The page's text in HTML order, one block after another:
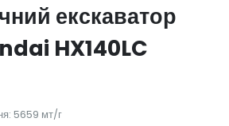
екскаватор
HX140LC
5659 мт/г